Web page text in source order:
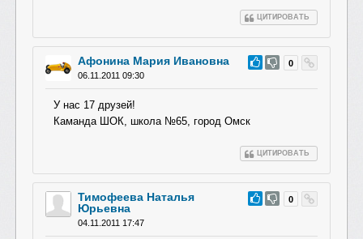
ЦИТИРОВАТЬ
#70 0
Афонина Мария Ивановна
06.11.2011 09:30
У нас 17 друзей!
Каманда ШОК, школа №65, город Омск
ЦИТИРОВАТЬ
#69 0
Тимофеева Наталья
Юрьевна
04.11.2011 17:47